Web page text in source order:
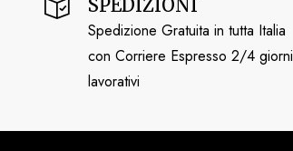
SPEDIZIONI
Spedizione Gratuita in tutta Italia
con Corriere Espresso 2/4 giorni
lavorativi